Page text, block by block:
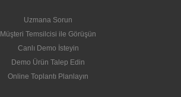
Uzmana Sorun
Müşteri Temsilcisi ile Görüşün
Canlı Demo İsteyin
Demo Ürün Talep Edin
Online Toplantı Planlayın